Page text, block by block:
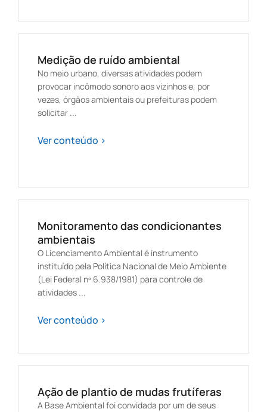
Medição de ruído ambiental
No meio urbano, diversas atividades podem
provocar incômodo sonoro aos vizinhos e, por
vezes, órgãos ambientais ou prefeituras podem
solicitar ...
Ver conteúdo >
Monitoramento das condicionantes
ambientais
O Licenciamento Ambiental é instrumento
instituído pela Política Nacional de Meio Ambiente
(Lei Federal nº 6.938/1981) para controle de
atividades ...
Ver conteúdo >
Ação de plantio de mudas frutíferas
A Base Ambiental foi convidada por um de seus